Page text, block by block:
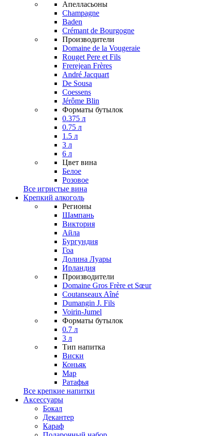
Апелласьоны
Champagne
Baden
Crémant de Bourgogne
Производители
Domaine de la Vougeraie
Rouget Pere et Fils
Frerejean Frères
André Jacquart
De Sousa
Coessens
Jérôme Blin
Форматы бутылок
0.375 л
0.75 л
1.5 л
3 л
6 л
Цвет вина
Белое
Розовое
Все игристые вина
Крепкий алкоголь
Регионы
Шампань
Виктория
Айла
Бургундия
Гоа
Долина Луары
Ирландия
Производители
Domaine Gros Frère et Sœur
Coutanseaux Aîné
Dumangin J. Fils
Voirin-Jumel
Форматы бутылок
0.7 л
3 л
Тип напитка
Виски
Коньяк
Мар
Ратафья
Все крепкие напитки
Аксессуары
Бокал
Декантер
Караф